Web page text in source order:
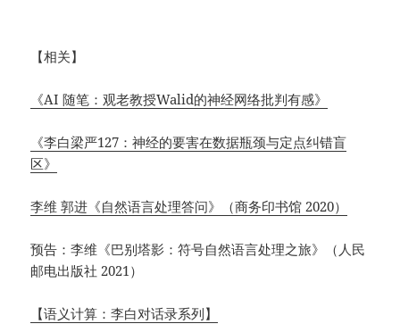
【相关】
《AI 随笔：观老教授Walid的神经网络批判有感》
《李白梁严127：神经的要害在数据瓶颈与定点纠错盲
区》
李维 郭进《自然语言处理答问》（商务印书馆 2020）
预告：李维《巴别塔影：符号自然语言处理之旅》（人民
邮电出版社 2021）
【语义计算：李白对话录系列】